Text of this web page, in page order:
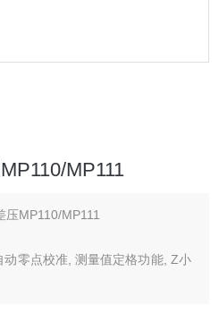
MP111
MP110/MP111
零点校准, 测量值定格功能, Z小